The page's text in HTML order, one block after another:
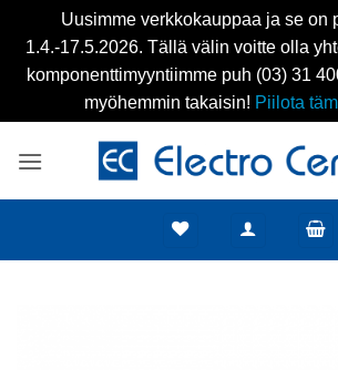
Uusimme verkkokauppaa ja se on
1.4.-17.5.2026. Tällä välin voitte olla
komponenttimyyntiimme puh (03) 31
myöhemmin takaisin! Piilota